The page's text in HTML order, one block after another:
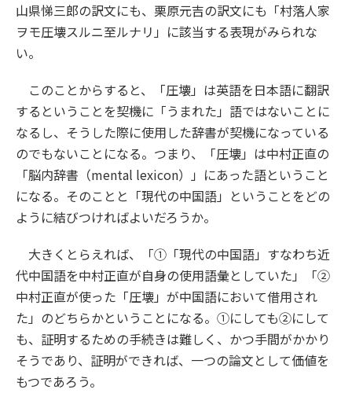
山県悌三郎の訳文にも、栗原元吉の訳文にも「村落人家
ヲモ圧壊スルニ至ルナリ」に該当する表現がみられな
い。
このことからすると、「圧壊」は英語を日本語に翻訳
するということを契機に「うまれた」語ではないことに
なるし、そうした際に使用した辞書が契機になっている
のでもないことになる。つまり、「圧壊」は中村正直の
「脳内辞書（mental lexicon）」にあった語ということ
になる。そのことと「現代の中国語」ということをどの
ように結びつければよいだろうか。
大きくとらえれば、「①「現代の中国語」すなわち近
代中国語を中村正直が自身の使用語彙としていた」「②
中村正直が使った「圧壊」が中国語において借用され
た」のどちらかということになる。①にしても②にして
も、証明するための手続きは難しく、かつ手間がかかり
そうであり、証明ができれば、一つの論文として価値を
もつであろう。